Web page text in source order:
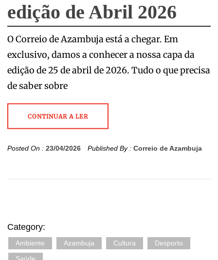
edição de Abril 2026
O Correio de Azambuja está a chegar. Em
exclusivo, damos a conhecer a nossa capa da
edição de 25 de abril de 2026. Tudo o que precisa
de saber sobre
CONTINUAR A LER
Posted On : 23/04/2026 Published By : Correio de Azambuja
Category:
Ambiente Azambuja Cultura
Desporto
Saúde